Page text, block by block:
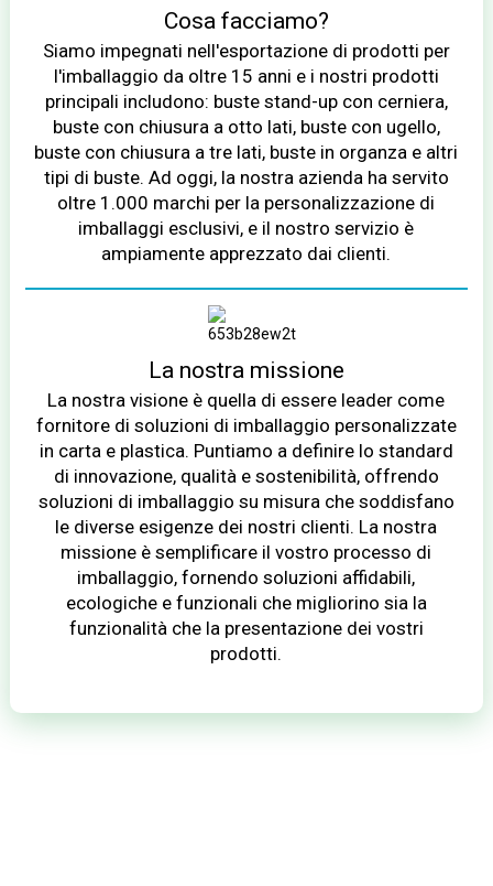
Cosa facciamo?
Siamo impegnati nell'esportazione di prodotti per
l'imballaggio da oltre 15 anni e i nostri prodotti
principali includono: buste stand-up con cerniera,
buste con chiusura a otto lati, buste con ugello,
buste con chiusura a tre lati, buste in organza e altri
tipi di buste. Ad oggi, la nostra azienda ha servito
oltre 1.000 marchi per la personalizzazione di
imballaggi esclusivi, e il nostro servizio è
ampiamente apprezzato dai clienti.
La nostra missione
La nostra visione è quella di essere leader come
fornitore di soluzioni di imballaggio personalizzate
in carta e plastica. Puntiamo a definire lo standard
di innovazione, qualità e sostenibilità, offrendo
soluzioni di imballaggio su misura che soddisfano
le diverse esigenze dei nostri clienti. La nostra
missione è semplificare il vostro processo di
imballaggio, fornendo soluzioni affidabili,
ecologiche e funzionali che migliorino sia la
funzionalità che la presentazione dei vostri
prodotti.